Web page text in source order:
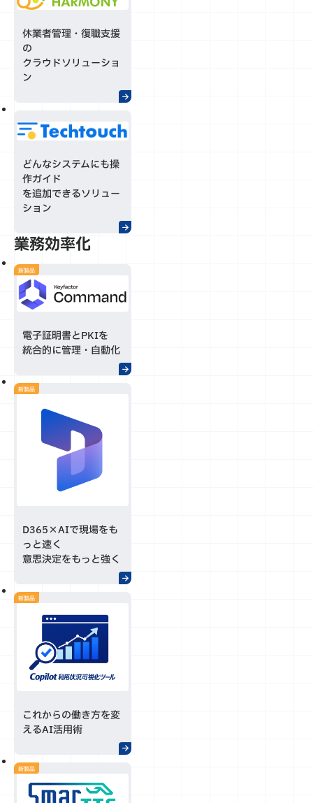
休業者管理・復職支援
の
クラウドソリューショ
ン
どんなシステムにも操
作ガイド
を追加できるソリュー
ション
業務効率化
新製品
電子証明書とPKIを
統合的に管理・自動化
新製品
D365×AIで現場をも
っと速く
意思決定をもっと強く
新製品
これからの働き方を変
えるAI活用術
新製品